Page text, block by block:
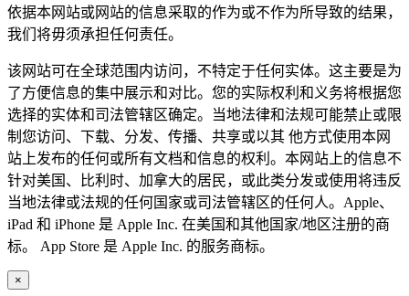
依据本网站或网站的信息采取的作为或不作为所导致的结果，
我们将毋须承担任何责任。
该网站可在全球范围内访问，不特定于任何实体。这主要是为
了方便信息的集中展示和对比。您的实际权利和义务将根据您
选择的实体和司法管辖区确定。当地法律和法规可能禁止或限
制您访问、下载、分发、传播、共享或以其 他方式使用本网
站上发布的任何或所有文档和信息的权利。本网站上的信息不
针对美国、比利时、加拿大的居民，或此类分发或使用将违反
当地法律或法规的任何国家或司法管辖区的任何人。Apple、
iPad 和 iPhone 是 Apple Inc. 在美国和其他国家/地区注册的商
标。 App Store 是 Apple Inc. 的服务商标。
×